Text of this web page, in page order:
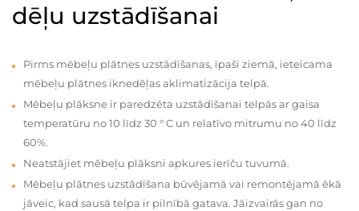
dēļu uzstādīšanai
Pirms mēbeļu plātnes uzstādīšanas, īpaši ziemā, ieteicama
mēbeļu plātnes iknedēļas aklimatizācija telpā.
Mēbeļu plāksne ir paredzēta uzstādīšanai telpās ar gaisa
temperatūru no 10 līdz 30 ° C un relatīvo mitrumu no 40 līdz
60%.
Neatstājiet mēbeļu plāksni apkures ierīču tuvumā.
Mēbeļu plātnes uzstādīšana būvējamā vai remontējamā ēkā
jāveic, kad sausā telpa ir pilnībā gatava. Jāizvairās gan no